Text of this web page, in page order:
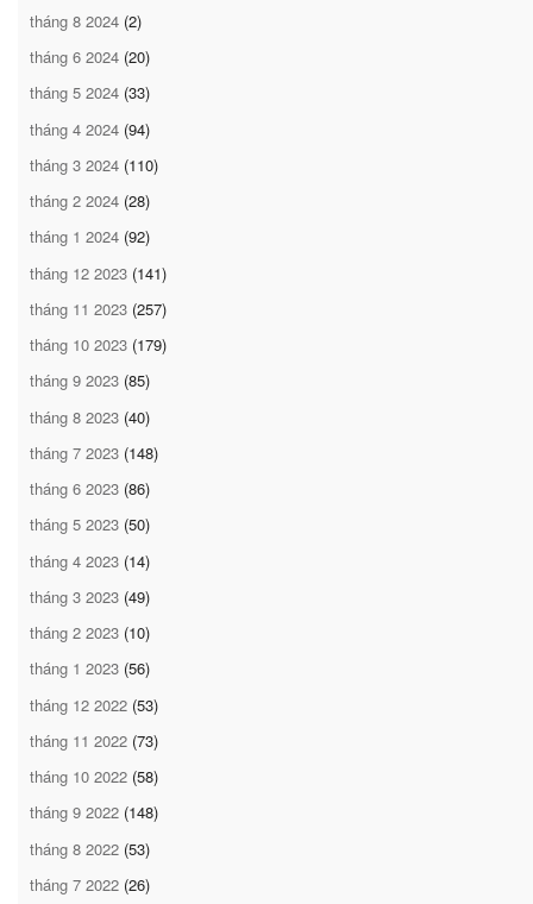
tháng 8 2024 (2)
tháng 6 2024 (20)
tháng 5 2024 (33)
tháng 4 2024 (94)
tháng 3 2024 (110)
tháng 2 2024 (28)
tháng 1 2024 (92)
tháng 12 2023 (141)
tháng 11 2023 (257)
tháng 10 2023 (179)
tháng 9 2023 (85)
tháng 8 2023 (40)
tháng 7 2023 (148)
tháng 6 2023 (86)
tháng 5 2023 (50)
tháng 4 2023 (14)
tháng 3 2023 (49)
tháng 2 2023 (10)
tháng 1 2023 (56)
tháng 12 2022 (53)
tháng 11 2022 (73)
tháng 10 2022 (58)
tháng 9 2022 (148)
tháng 8 2022 (53)
tháng 7 2022 (26)